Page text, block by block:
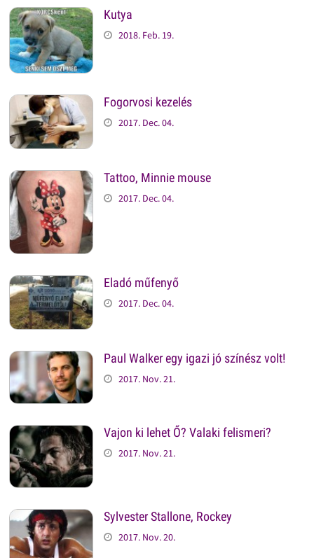
Kutya
2018. Feb. 19.
Fogorvosi kezelés
2017. Dec. 04.
Tattoo, Minnie mouse
2017. Dec. 04.
Eladó műfenyő
2017. Dec. 04.
Paul Walker egy igazi jó színész volt!
2017. Nov. 21.
Vajon ki lehet Ő? Valaki felismeri?
2017. Nov. 21.
Sylvester Stallone, Rockey
2017. Nov. 20.